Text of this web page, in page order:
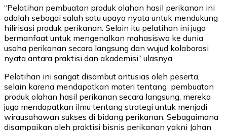
“Pelatihan pembuatan produk olahan hasil perikanan ini
adalah sebagai salah satu upaya nyata untuk mendukung
hilirisasi produk perikanan. Selain itu pelatihan ini juga
bermanfaat untuk mengenalkan mahasiswa ke dunia
usaha perikanan secara langsung dan wujud kolaborasi
nyata antara praktisi dan akademisi” ulasnya.
Pelatihan ini sangat disambut antusias oleh peserta,
selain karena mendapatkan materi tentang pembuatan
produk olahan hasil perikanan secara langsung, mereka
juga mendapatkan ilmu tentang strategi untuk menjadi
wirausahawan sukses di bidang perikanan. Sebagaimana
disampaikan oleh praktisi bisnis perikanan yakni Johan